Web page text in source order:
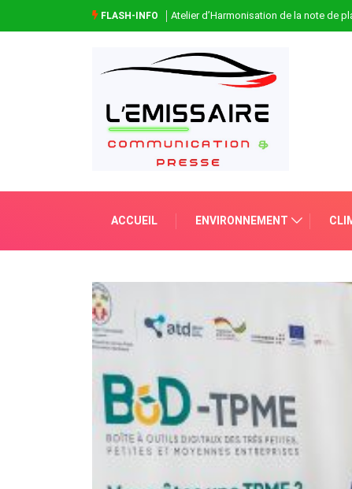
FLASH-INFO Atelier d’Harmonisation de la note de
ACCUEIL ENVIRONNEMENT